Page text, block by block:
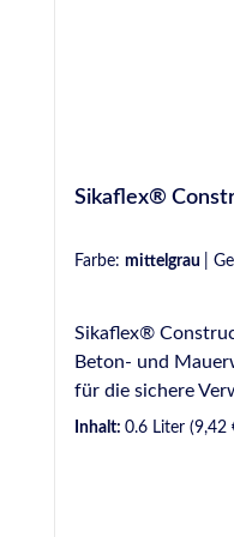
Sikaflex®
Farbe: mittelgrau
Sikaflex®
Beton- und
für die sichere
Dichstoffbeutel mit 600 ml
Inhalt: 0.6 Liter (9,42